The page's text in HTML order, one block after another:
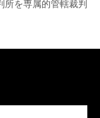
所を専属的管轄裁判